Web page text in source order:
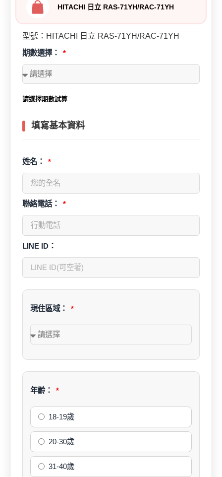
HITACHI 日立 RAS-71YH/RAC-71YH
型號：HITACHI 日立 RAS-71YH/RAC-71YH
期數選擇：
請選擇期數試算
填寫基本資料
姓名：
聯絡電話：
LINE ID：
現住區域：
年齡：
18-19歲
20-30歲
31-40歲